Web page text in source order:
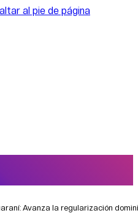
al pie de página
Avanza la regularización